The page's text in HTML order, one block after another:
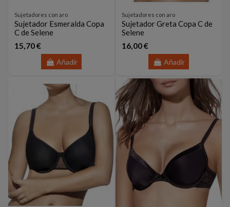
Sujetadores con aro
Sujetador Esmeralda Copa
C de Selene
15,70 €
Añadir
Sujetadores con aro
Sujetador Greta Copa C de
Selene
16,00 €
Añadir